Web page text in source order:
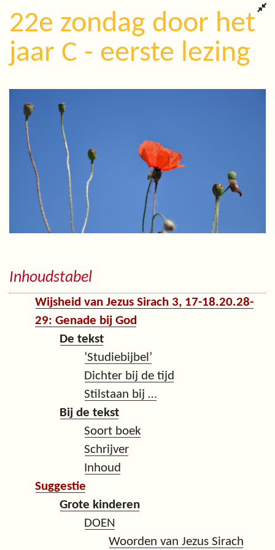
22e zondag door het
jaar C - eerste lezing
Inhoudstabel
Wijsheid van Jezus Sirach 3, 17-18.20.28-
29: Genade bij God
De tekst
’Studiebijbel’
Dichter bij de tijd
Stilstaan bij …
Bij de tekst
Soort boek
Schrijver
Inhoud
Suggestie
Grote kinderen
DOEN
Woorden van Jezus Sirach